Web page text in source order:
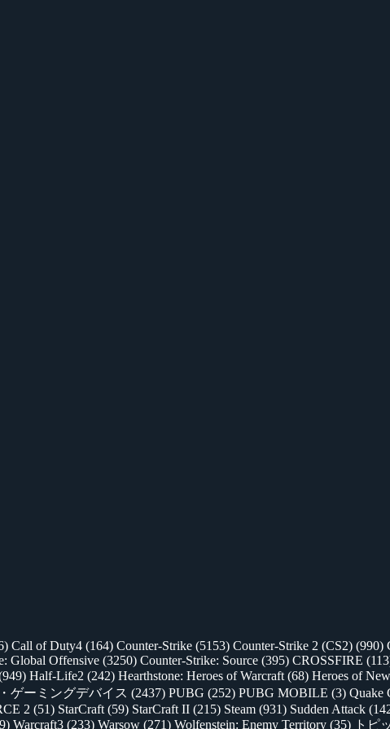
Call of Duty4 (164) Counter-Strike (5153) Counter-Strike 2 (CS2) (990)
Global Offensive (3250) Counter-Strike: Source (395) CROSSFIRE
Half-Life2 (242) Hearthstone: Heroes of Warcraft (68) Heroes of
ゲーミングデバイス (2437) PUBG (252) PUBG MOBILE (3) Quake
2 (51) StarCraft (59) StarCraft II (215) Steam (931) Sudden Attack
Warcraft3 (233) Warsow (271) Wolfenstein: Enemy Territory (35) トピ